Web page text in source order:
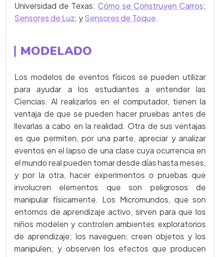
Universidad de Texas: Cómo se Construyen Carros;
Sensores de Luz; ySensores de Toque.
MODELADO
Los modelos de eventos físicos se pueden utilizar
para ayudar a los estudiantes a entender las
Ciencias. Al realizarlos en el computador, tienen la
ventaja de que se pueden hacer pruebas antes de
llevarlas a cabo en la realidad. Otra de sus ventajas
es que permiten, por una parte, apreciar y analizar
eventos en el lapso de una clase cuya ocurrencia en
el mundo real pueden tomar desde días hasta meses,
y por la otra, hacer experimentos o pruebas que
involucren elementos que son peligrosos de
manipular físicamente. Los Micromundos, que son
entornos de aprendizaje activo, sirven para que los
niños modelen y controlen ambientes exploratorios
de aprendizaje; los naveguen; creen objetos y los
manipulen; y observen los efectos que producen